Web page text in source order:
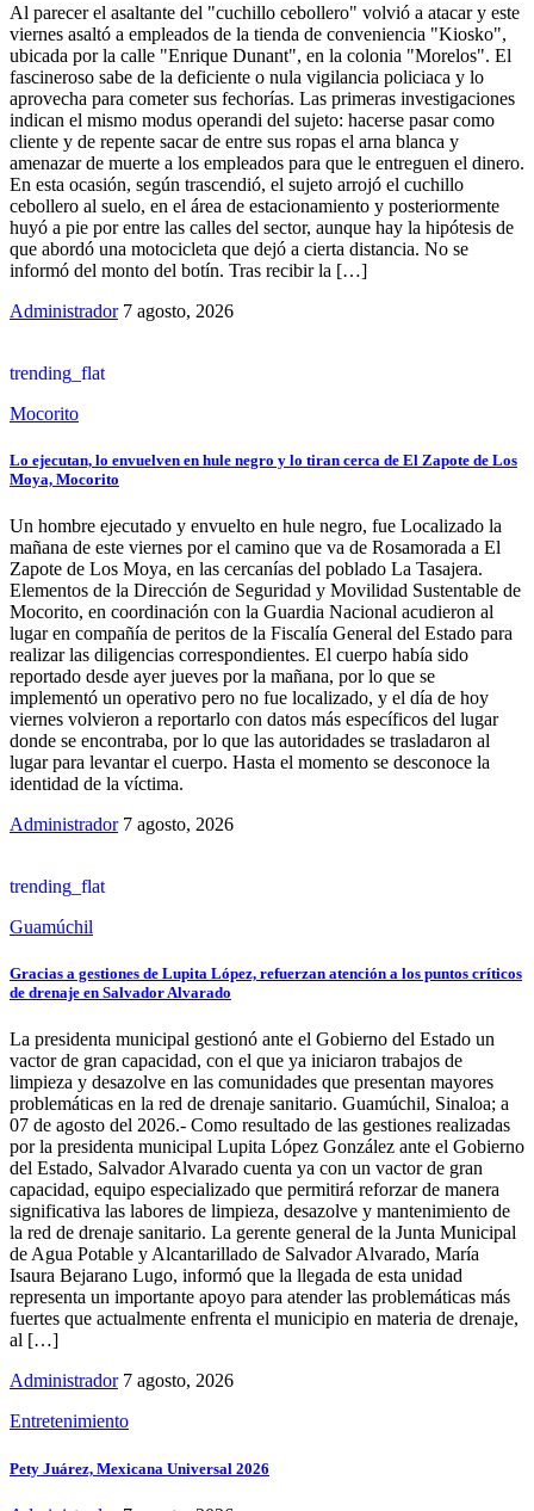
Al parecer el asaltante del "cuchillo cebollero" volvió a atacar y este
viernes asaltó a empleados de la tienda de conveniencia "Kiosko",
ubicada por la calle "Enrique Dunant", en la colonia "Morelos". El
fascineroso sabe de la deficiente o nula vigilancia policiaca y lo
aprovecha para cometer sus fechorías. Las primeras investigaciones
indican el mismo modus operandi del sujeto: hacerse pasar como
cliente y de repente sacar de entre sus ropas el arna blanca y
amenazar de muerte a los empleados para que le entreguen el dinero.
En esta ocasión, según trascendió, el sujeto arrojó el cuchillo
cebollero al suelo, en el área de estacionamiento y posteriormente
huyó a pie por entre las calles del sector, aunque hay la hipótesis de
que abordó una motocicleta que dejó a cierta distancia. No se
informó del monto del botín. Tras recibir la […]
Administrador 7 agosto, 2026
trending_flat
Mocorito
Lo ejecutan, lo envuelven en hule negro y lo tiran cerca de El Zapote de Los
Moya, Mocorito
Un hombre ejecutado y envuelto en hule negro, fue Localizado la
mañana de este viernes por el camino que va de Rosamorada a El
Zapote de Los Moya, en las cercanías del poblado La Tasajera.
Elementos de la Dirección de Seguridad y Movilidad Sustentable de
Mocorito, en coordinación con la Guardia Nacional acudieron al
lugar en compañía de peritos de la Fiscalía General del Estado para
realizar las diligencias correspondientes. El cuerpo había sido
reportado desde ayer jueves por la mañana, por lo que se
implementó un operativo pero no fue localizado, y el día de hoy
viernes volvieron a reportarlo con datos más específicos del lugar
donde se encontraba, por lo que las autoridades se trasladaron al
lugar para levantar el cuerpo. Hasta el momento se desconoce la
identidad de la víctima.
Administrador 7 agosto, 2026
trending_flat
Guamúchil
Gracias a gestiones de Lupita López, refuerzan atención a los puntos críticos
de drenaje en Salvador Alvarado
La presidenta municipal gestionó ante el Gobierno del Estado un
vactor de gran capacidad, con el que ya iniciaron trabajos de
limpieza y desazolve en las comunidades que presentan mayores
problemáticas en la red de drenaje sanitario. Guamúchil, Sinaloa; a
07 de agosto del 2026.- Como resultado de las gestiones realizadas
por la presidenta municipal Lupita López González ante el Gobierno
del Estado, Salvador Alvarado cuenta ya con un vactor de gran
capacidad, equipo especializado que permitirá reforzar de manera
significativa las labores de limpieza, desazolve y mantenimiento de
la red de drenaje sanitario. La gerente general de la Junta Municipal
de Agua Potable y Alcantarillado de Salvador Alvarado, María
Isaura Bejarano Lugo, informó que la llegada de esta unidad
representa un importante apoyo para atender las problemáticas más
fuertes que actualmente enfrenta el municipio en materia de drenaje,
al […]
Administrador 7 agosto, 2026
Entretenimiento
Pety Juárez, Mexicana Universal 2026